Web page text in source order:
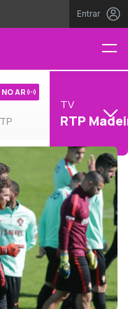
Entrar
NO AR
TV
RTP